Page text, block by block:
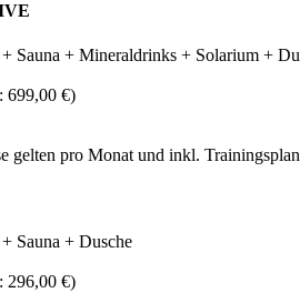
Sauna + Mineraldrinks + Solarium +
699,00 €)
gelten pro Monat und inkl.
Sauna + Dusche
296,00 €)